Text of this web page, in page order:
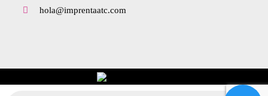
Accesibilidad
hola@imprentaatc.com